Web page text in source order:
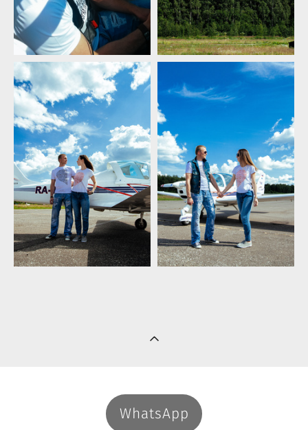
WhatsApp